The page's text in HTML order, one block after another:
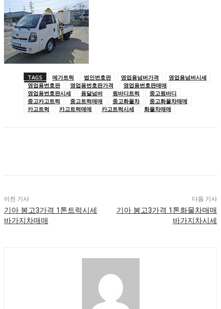
TAGS 메가트럭 법인번호판 영업용넘버가격
영업용넘버시세
영업용번호판
영업용번호판가격
영업용번호판매매
영업용번호판시세
용달넘버 윙바디트럭
중고윙바디
중고카고트럭
중고트럭매매 중고화물차
중고화물차매매
카고트럭
카고트럭매매 카고트럭시세 화물차매매
이전 기사
기아 봉고3가격 1톤트럭시세
바가지차매매
다음 기사
기아 봉고3가격 1톤화물차매매
바가지차시세